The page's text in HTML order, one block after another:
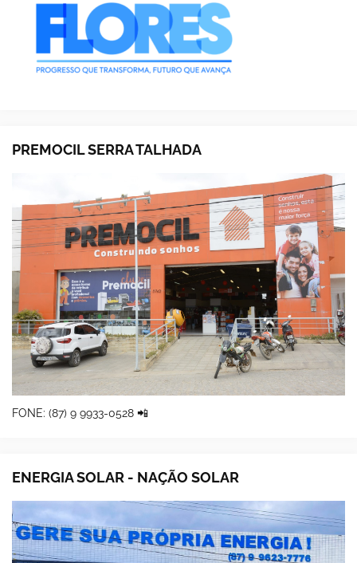
PREMOCIL SERRA TALHADA
FONE: (87) 9 9933-0528 📲
ENERGIA SOLAR - NAÇÃO SOLAR